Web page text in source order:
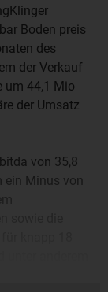
Boden preis
des
der Verkauf
um 44,1 Mio
der Umsatz
von 35,8
ein Minus von